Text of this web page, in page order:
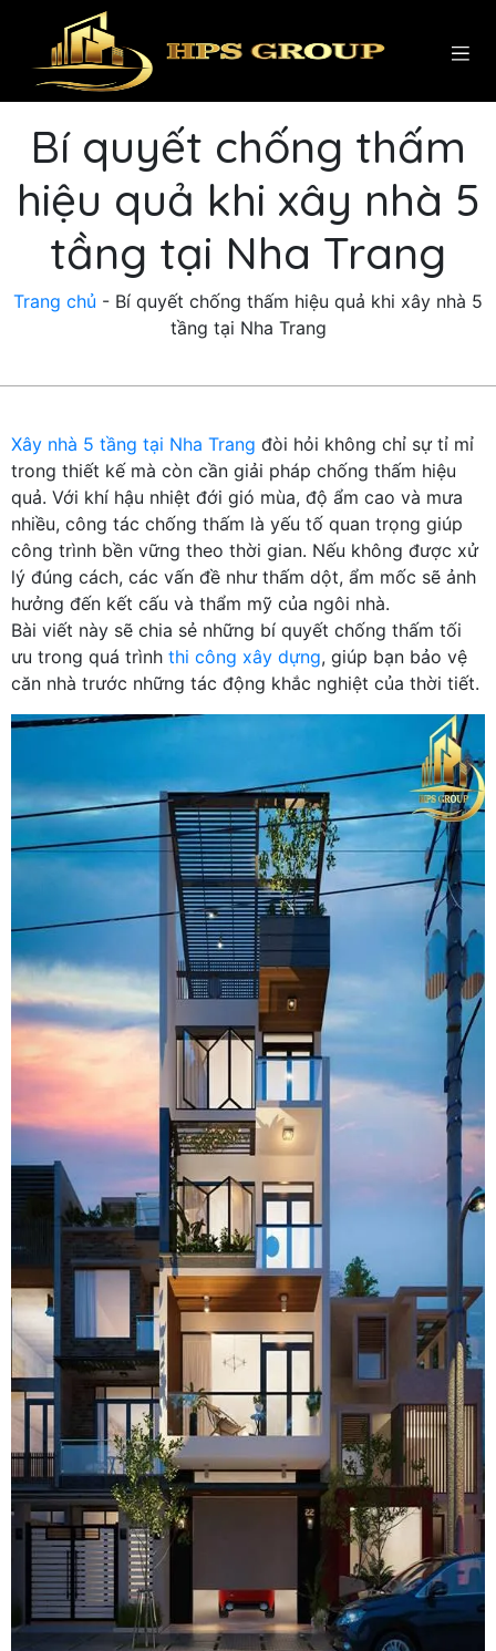
Bí quyết chống thấm
hiệu quả khi xây nhà 5
tầng tại Nha Trang
Trang chủ - Bí quyết chống thấm hiệu quả khi xây nhà 5
tầng tại Nha Trang
Xây nhà 5 tầng tại Nha Trang đòi hỏi không chỉ sự tỉ mỉ
trong thiết kế mà còn cần giải pháp chống thấm hiệu
quả. Với khí hậu nhiệt đới gió mùa, độ ẩm cao và mưa
nhiều, công tác chống thấm là yếu tố quan trọng giúp
công trình bền vững theo thời gian. Nếu không được xử
lý đúng cách, các vấn đề như thấm dột, ẩm mốc sẽ ảnh
hưởng đến kết cấu và thẩm mỹ của ngôi nhà.
Bài viết này sẽ chia sẻ những bí quyết chống thấm tối
ưu trong quá trình thi công xây dựng, giúp bạn bảo vệ
căn nhà trước những tác động khắc nghiệt của thời tiết.